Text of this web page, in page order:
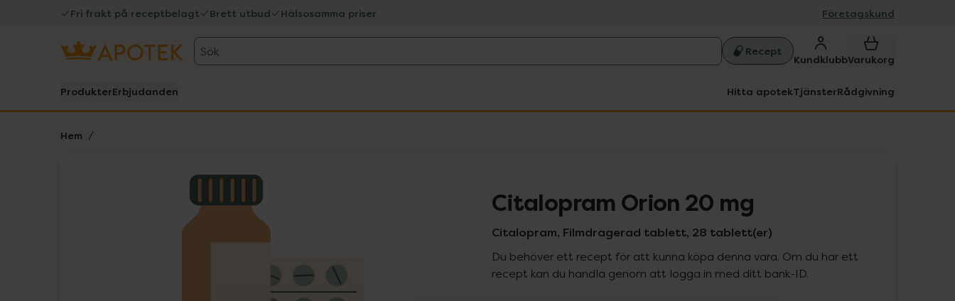
Fri frakt på receptbelagt Brett utbud Hälsosamma priser Företagskund
Sök Recept
KundklubbVarukorg
ProdukterErbjudanden Hitta apotekTjänsterRådgivning
Hem
Lista: . Innehåller 1 objekt. Citalopram Orion 20 mg
Citalopram, Filmdragerad tablett, 28 tablett(er)
Du behöver ett recept för att kunna köpa denna vara. Om du har ett
recept kan du handla genom att logga in med ditt bank-ID.